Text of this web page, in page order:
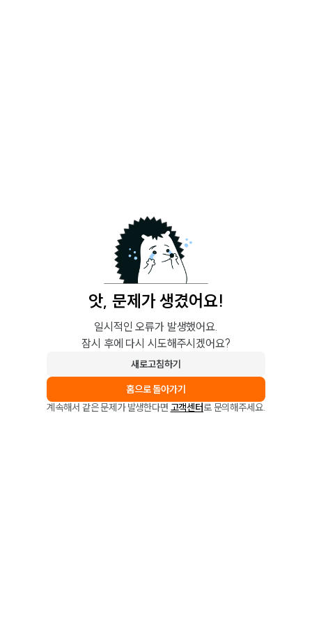
앗, 문제가 생겼어요!
일시적인 오류가 발생했어요.
잠시 후에 다시 시도해주시겠어요?
새로고침하기
홈으로 돌아가기
계속해서 같은 문제가 발생한다면 고객센터로 문의해주세요.